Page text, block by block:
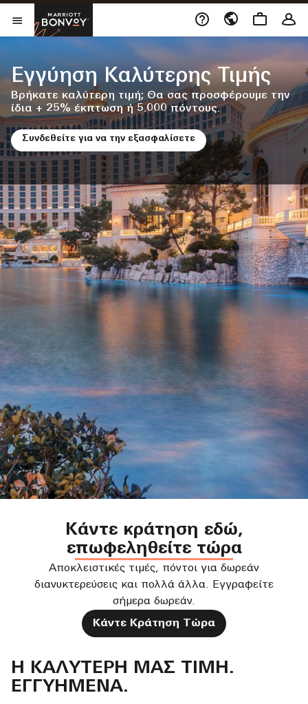
Skip to Content
Άνοιγμα Μενού
Marriott BonvoyΑνοίγει νέο παράθυρο
Εγγύηση Καλύτερης Τιμής
Βρήκατε καλύτερη τιμή; Θα σας προσφέρουμε την
ίδια + 25% έκπτωση ή 5.000 πόντους.
Συνδεθείτε για να την εξασφαλίσετε
Κάντε κράτηση εδώ,
επωφεληθείτε τώρα
Αποκλειστικές τιμές, πόντοι για δωρεάν
διανυκτερεύσεις και πολλά άλλα. Εγγραφείτε
σήμερα δωρεάν.
Κάντε Κράτηση Τώρα
Η ΚΑΛΥΤΕΡΗ ΜΑΣ ΤΙΜΗ.
ΕΓΓΥΗΜΕΝΑ.